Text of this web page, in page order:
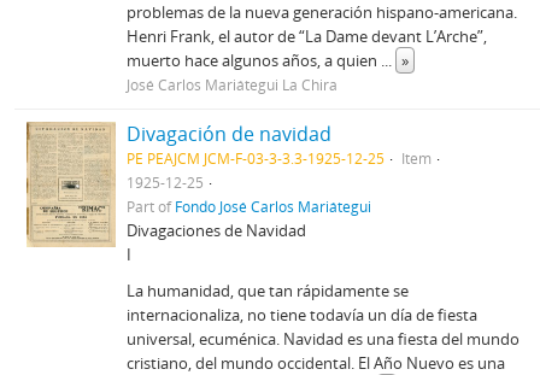
problemas de la nueva generación hispano-americana.
Henri Frank, el autor de “La Dame devant L’Arche”,
muerto hace algunos años, a quien ... »
José Carlos Mariátegui La Chira
Divagación de navidad
PE PEAJCM JCM-F-03-3-3.3-1925-12-25
Item
1925-12-25
Part ofFondo José Carlos Mariátegui
Divagaciones de Navidad
I
La humanidad, que tan rápidamente se
internacionaliza, no tiene todavía un día de fiesta
universal, ecuménica. Navidad es una fiesta del mundo
cristiano, del mundo occidental. El Año Nuevo es una